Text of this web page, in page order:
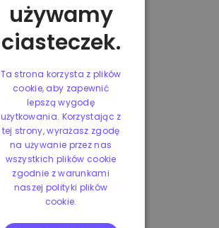
używamy
ciasteczek.
Ta strona korzysta z plików
cookie, aby zapewnić
lepszą wygodę
użytkowania. Korzystając z
tej strony, wyrażasz zgodę
na używanie przez nas
wszystkich plików cookie
zgodnie z warunkami
naszej polityki plików
cookie.